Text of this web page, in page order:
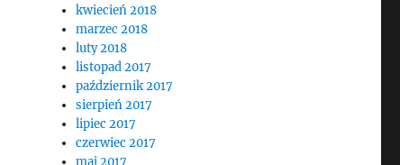
kwiecień 2018
marzec 2018
luty 2018
listopad 2017
październik 2017
sierpień 2017
lipiec 2017
czerwiec 2017
maj 2017